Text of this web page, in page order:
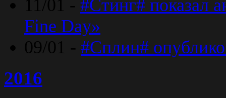
11/01 - #Стинг# показал
Fine Day»
09/01 - #Сплин#
2016